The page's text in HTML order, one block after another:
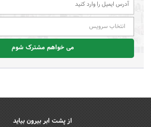
انتخاب سرویس
می خواهم مشترک شوم
از پشت ابر بیرون بیاید